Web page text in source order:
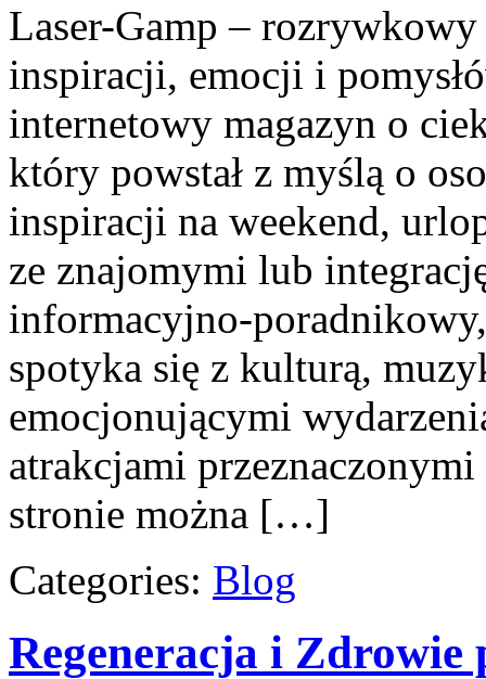
Laser-Gamp –
inspiracji, emocji i
internetowy magazyn o
który powstał z myślą o
inspiracji na weekend,
ze znajomymi lub
informacyjno-
spotyka się z kulturą,
emocjonującymi
atrakcjami
stronie można […]
Categories: Blog
Regeneracja i Zdrowie